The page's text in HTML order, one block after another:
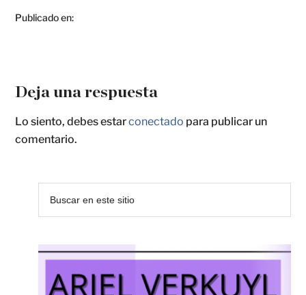
Publicado en:
Deja una respuesta
Lo siento, debes estarconectado para publicar un
comentario.